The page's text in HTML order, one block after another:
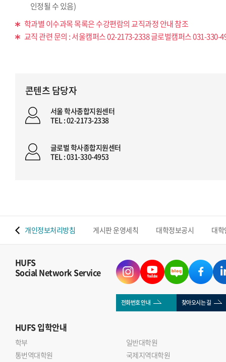
인정될 수 있음)
학과별 이수과목 목록은 수강편람의 교직과정 안내 참조
교직 관련 문의 : 서울캠퍼스 02-2173-2338 글로벌캠퍼스 031-330-
콘텐츠 담당자
서울 학사종합지원센터
TEL : 02-2173-2338
글로벌 학사종합지원센터
TEL : 031-330-4953
개인정보처리방침 게시판 운영세칙 대학정보공시 대
HUFS
Social Network Service
전화번호 안내 찾아오시는 길
HUFS입학안내
학부
일반대학원
통번역대학원
국제지역대학원